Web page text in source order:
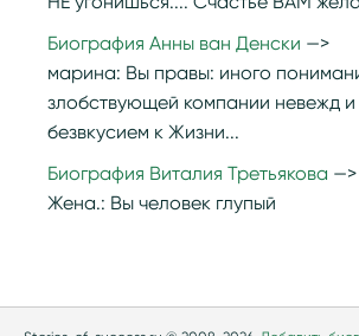
Биография Анны ван Денски
марина: Вы правы: иного
злобствующей компании невежд и
безвкусием к Жизни...
Биография Виталия Третьякова
Жена.: Вы человек глупый